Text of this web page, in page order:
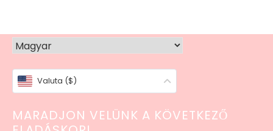
Az
opciók
a
termékoldalon
több
a
Valuta ($)
MARADJON VELÜNK A KÖVETKEZŐ